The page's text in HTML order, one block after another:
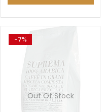
-7%
Out Of Stock